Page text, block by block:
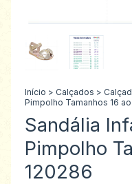
Início > Calçados >
Pimpolho Tamanhos 16 ao
Sandália
Pimpolho
120286